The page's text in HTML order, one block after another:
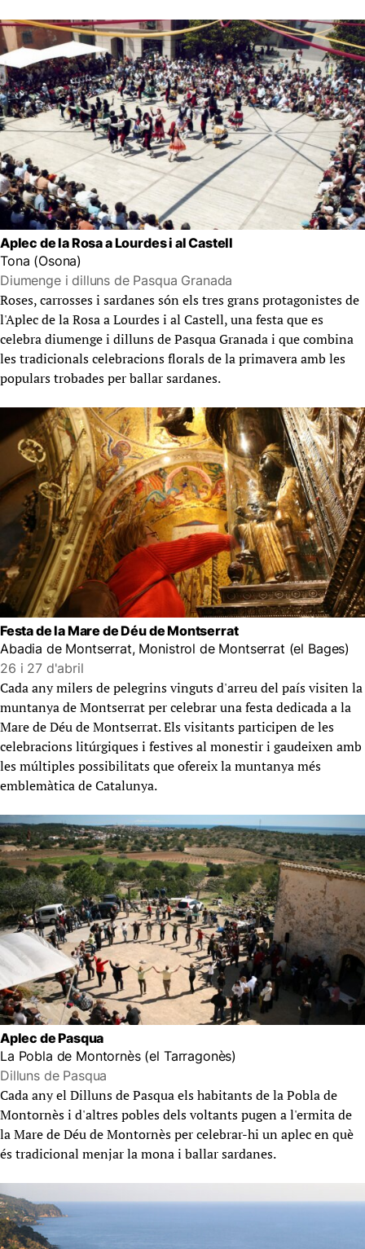
Aplec de la Rosa a Lourdes i al Castell
Tona (Osona)
Diumenge i dilluns de Pasqua Granada
Roses, carrosses i sardanes són els tres grans protagonistes de
l'Aplec de la Rosa a Lourdes i al Castell, una festa que es
celebra diumenge i dilluns de Pasqua Granada i que combina
les tradicionals celebracions florals de la primavera amb les
populars trobades per ballar sardanes.
Festa de la Mare de Déu de Montserrat
Abadia de Montserrat, Monistrol de Montserrat (el Bages)
26 i 27 d'abril
Cada any milers de pelegrins vinguts d'arreu del país visiten la
muntanya de Montserrat per celebrar una festa dedicada a la
Mare de Déu de Montserrat. Els visitants participen de les
celebracions litúrgiques i festives al monestir i gaudeixen amb
les múltiples possibilitats que ofereix la muntanya més
emblemàtica de Catalunya.
Aplec de Pasqua
La Pobla de Montornès (el Tarragonès)
Dilluns de Pasqua
Cada any el Dilluns de Pasqua els habitants de la Pobla de
Montornès i d'altres pobles dels voltants pugen a l'ermita de
la Mare de Déu de Montornès per celebrar-hi un aplec en què
és tradicional menjar la mona i ballar sardanes.